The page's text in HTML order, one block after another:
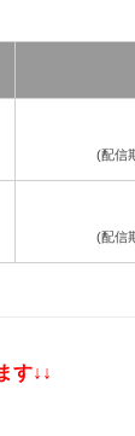
(配信
(配信
す↓↓